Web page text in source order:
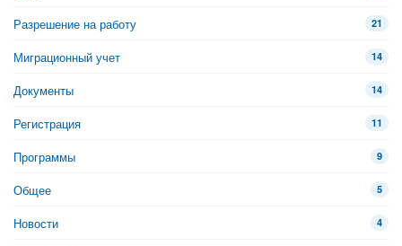
Разрешение на работу 21
Миграционный учет 14
Документы 14
Регистрация 11
Программы 9
Общее 5
Новости 4